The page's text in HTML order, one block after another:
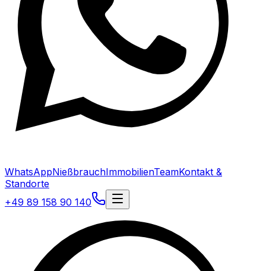
WhatsAppNießbrauchImmobilienTeamKontakt &
Standorte
+49 89 158 90 140